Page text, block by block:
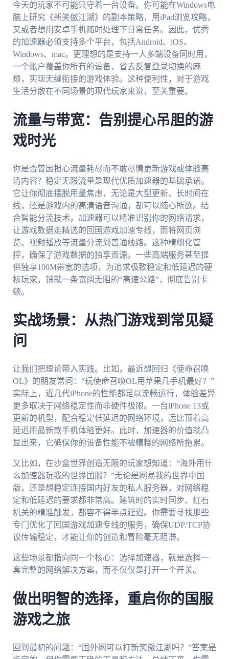
今天的玩家不可能只守着一台设备。你可能在Windows电
脑上研究《新笑傲江湖》的副本策略，用iPad浏览攻略，
又或者想用安卓手机随时处理下日常任务。因此，优秀
的加速器必须支持多个平台，包括Android、iOS、
Windows、mac。更理想的是支持一人多端设备同时用，
一个账户覆盖你所有的设备，省去反复登录切换的麻
烦，实现无缝衔接的游戏体验。这种便利性，对于游戏
生活分散在不同场景的现代玩家来说，至关重要。
流量与带宽：告别提心吊胆的游
戏时光
你是否曾因担心流量耗尽而不敢尽情更新游戏或体验高
清内容？稳定无限流量是现代优质加速器的基础承诺。
它让你彻底摆脱用量焦虑，无论是大型更新、长时间在
线，还是游戏内的高清语音沟通，都可以随心所欲。结
合智能分流技术，加速器可以精准识别你的网络请求，
让游戏数据走精选的回国游戏加速专线，而将网页浏
览、视频播放等流量分流到普通线路。这种精细化管
控，确保了游戏数据的独享资源。一些高端服务甚至提
供独享100M带宽的选项，为追求极致稳定和低延迟的硬
核玩家，铺就一条宽阔无阻的“高速公路”，彻底告别卡
顿。
实战场景：从热门游戏到常见疑
问
让我们把理论带入实践。比如，最近想回归《使命召唤
OL》的朋友常问：“玩使命召唤OL用苹果几手机最好？”
实际上，近几代iPhone的性能都足以流畅运行，体验差异
更多取决于网络稳定性而非硬件极限。一台iPhone 13或
更新的机型，配合稳定低延迟的网络环境，远比顶着高
延迟用最新款手机体验更好。此时，加速器的价值就凸
显出来，它确保你的设备性能不被糟糕的网络所拖累。
又比如，在沙盒世界创造无限的玩家想知道：“海外用什
么加速器玩我的世界国服？”无论是网易我的世界中国
版，还是想稳定连接国内好友的私人服务器，对网络稳
定和低延迟的要求都非常高。建筑时的实时同步、红石
机关的精准触发，都容不得半点延迟。你需要寻找那些
专门优化了回国游戏加速专线的服务，确保UDP/TCP协
议传输稳定，才能让你的创造和冒险毫无阻滞。
这些场景都指向同一个核心：选择加速器，就是选择一
套完整的网络解决方案，而不仅仅是打开一个开关。
做出明智的选择，重启你的国服
游戏之旅
回到最初的问题：“国外网可以打新笑傲江湖吗？”答案是